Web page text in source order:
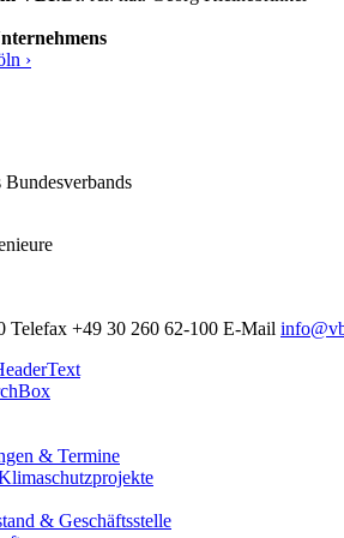
›
Telefax +49 30 260 62-100 E-Mail
& Termine
& Geschäftsstelle